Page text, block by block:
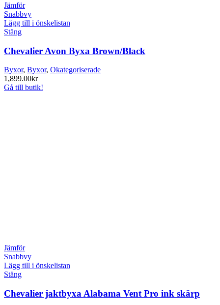
Jämför
Snabbvy
Lägg till i önskelistan
Stäng
Chevalier Avon Byxa Brown/Black
Byxor, Byxor, Okategoriserade
1,899.00kr
Gå till butik!
Jämför
Snabbvy
Lägg till i önskelistan
Stäng
Chevalier jaktbyxa Alabama Vent Pro ink skärp